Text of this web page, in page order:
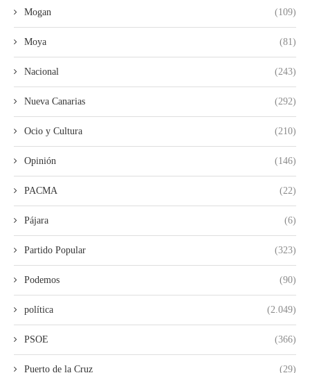
Mogan (109)
Moya (81)
Nacional (243)
Nueva Canarias (292)
Ocio y Cultura (210)
Opinión (146)
PACMA (22)
Pájara (6)
Partido Popular (323)
Podemos (90)
política (2.049)
PSOE (366)
Puerto de la Cruz (29)